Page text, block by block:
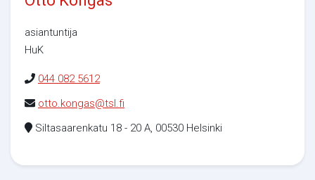
asiantuntija
HuK
044 082 5612
otto.kongas@tsl.fi
Siltasaarenkatu 18 - 20 A, 00530 Helsinki